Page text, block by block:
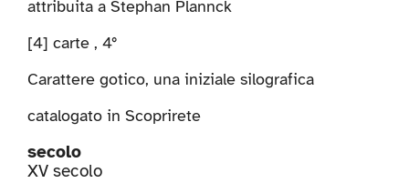
attribuita a Stephan Plannck
[4] carte , 4°
Carattere gotico, una iniziale silografica
catalogato in Scoprirete
secolo
XV secolo